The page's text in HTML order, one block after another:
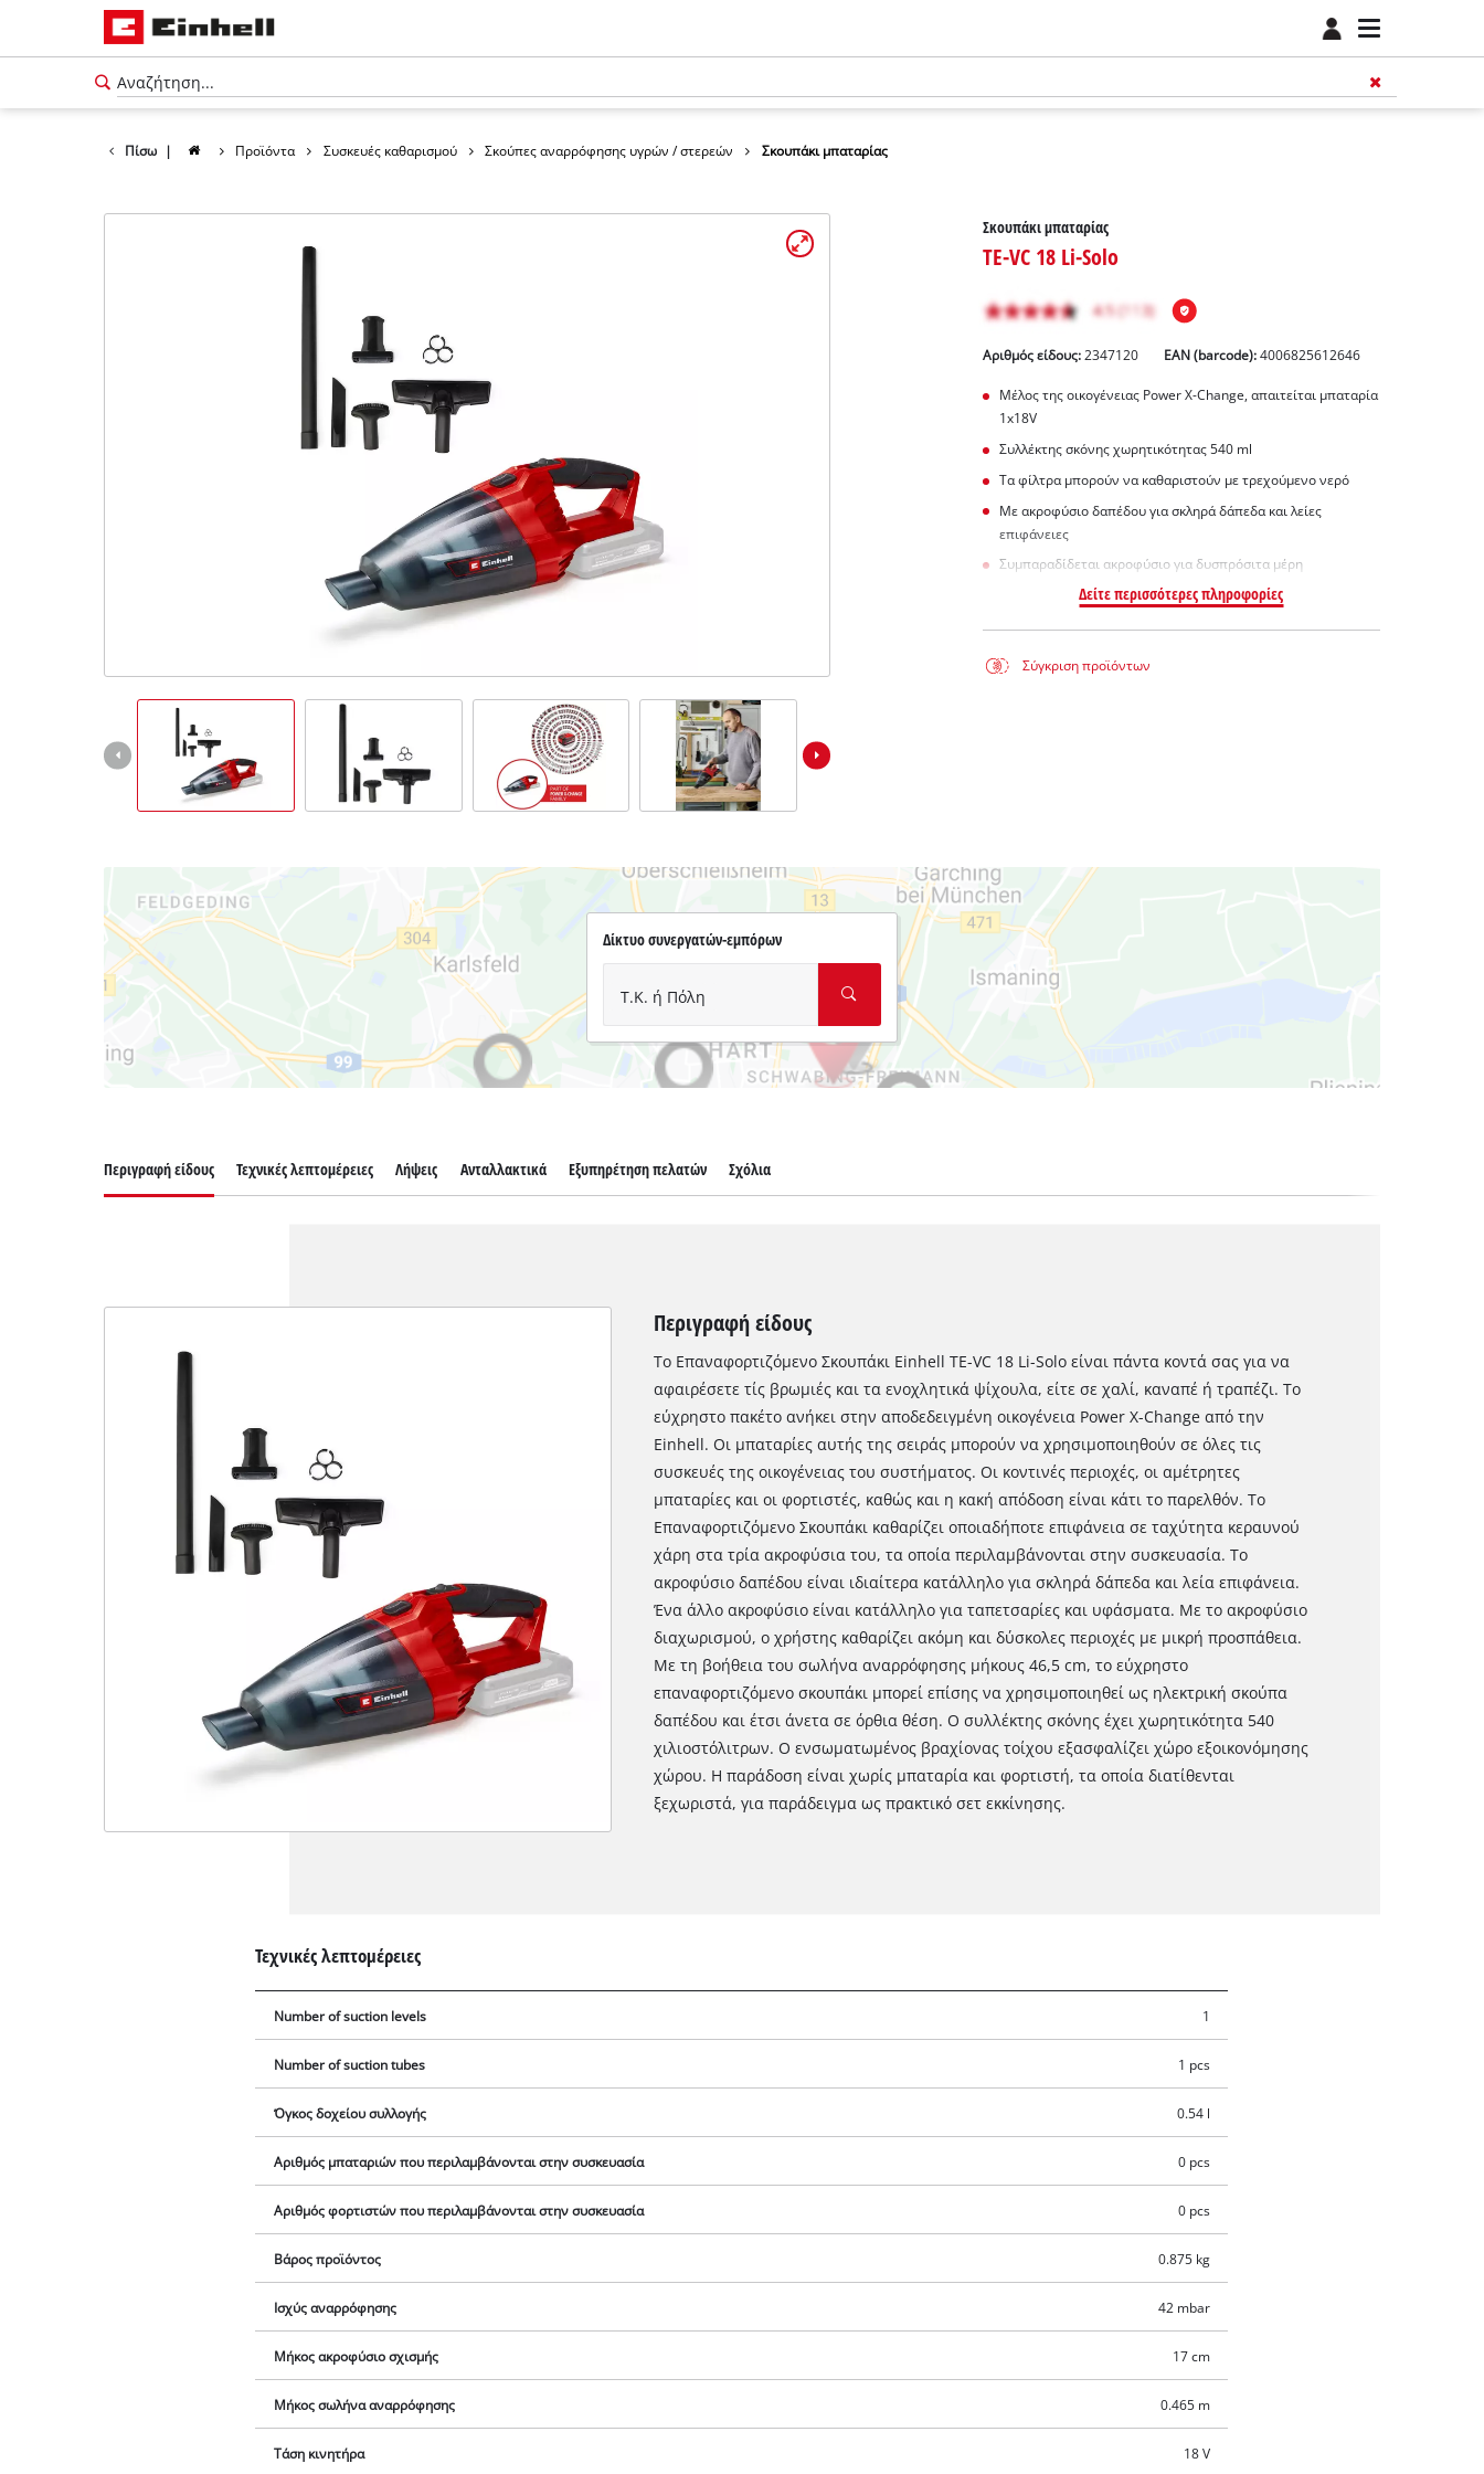
Πίσω | Προϊόντα Συσκευές καθαρισμού Σκούπες αναρρόφησης υγρών / στερεών Σκουπάκι μπαταρίας
Σκουπάκι μπαταρίας
TE-VC 18 Li-Solo
Αριθμός είδους: 2347120 EAN (barcode):4006825612646
Μέλος της οικογένειας Power X-Change, απαιτείται μπαταρία
1x18V
Συλλέκτης σκόνης χωρητικότητας 540 ml
Τα φίλτρα μπορούν να καθαριστούν με τρεχούμενο νερό
Με ακροφύσιο δαπέδου για σκληρά δάπεδα και λείες
επιφάνειες
Συμπαραδίδεται ακροφύσιο για δυσπρόσιτα μέρη
Δείτε περισσότερες πληροφορίες
Σύγκριση προϊόντων
Δίκτυο συνεργατών-εμπόρων
Τ.Κ. ή Πόλη
να φορτώσουμε την υπηρεσία Google
Περιγραφή είδους Τεχνικές λεπτομέρειες Λήψεις Ανταλλακτικά Εξυπηρέτηση πελατών Σχόλια
Περιγραφή είδους
Το Επαναφορτιζόμενο Σκουπάκι Einhell TE-VC 18 Li-Solo είναι πάντα κοντά σας για να
αφαιρέσετε τίς βρωμιές και τα ενοχλητικά ψίχουλα, είτε σε χαλί, καναπέ ή τραπέζι. Το
εύχρηστο πακέτο ανήκει στην αποδεδειγμένη οικογένεια Power X-Change από την
Einhell. Οι μπαταρίες αυτής της σειράς μπορούν να χρησιμοποιηθούν σε όλες τις
συσκευές της οικογένειας του συστήματος. Οι κοντινές περιοχές, οι αμέτρητες
μπαταρίες και οι φορτιστές, καθώς και η κακή απόδοση είναι κάτι το παρελθόν. Το
Επαναφορτιζόμενο Σκουπάκι καθαρίζει οποιαδήποτε επιφάνεια σε ταχύτητα κεραυνού
χάρη στα τρία ακροφύσια του, τα οποία περιλαμβάνονται στην συσκευασία. Το
ακροφύσιο δαπέδου είναι ιδιαίτερα κατάλληλο για σκληρά δάπεδα και λεία επιφάνεια.
Ένα άλλο ακροφύσιο είναι κατάλληλο για ταπετσαρίες και υφάσματα. Με το ακροφύσιο
διαχωρισμού, ο χρήστης καθαρίζει ακόμη και δύσκολες περιοχές με μικρή προσπάθεια.
Με τη βοήθεια του σωλήνα αναρρόφησης μήκους 46,5 cm, το εύχρηστο
επαναφορτιζόμενο σκουπάκι μπορεί επίσης να χρησιμοποιηθεί ως ηλεκτρική σκούπα
δαπέδου και έτσι άνετα σε όρθια θέση. Ο συλλέκτης σκόνης έχει χωρητικότητα 540
χιλιοστόλιτρων. Ο ενσωματωμένος βραχίονας τοίχου εξασφαλίζει χώρο εξοικονόμησης
χώρου. Η παράδοση είναι χωρίς μπαταρία και φορτιστή, τα οποία διατίθενται
ξεχωριστά, για παράδειγμα ως πρακτικό σετ εκκίνησης.
Τεχνικές λεπτομέρειες
Number of suction levels 1
Number of suction tubes 1 pcs
Όγκος δοχείου συλλογής 0.54 l
Αριθμός μπαταριών που περιλαμβάνονται στην συσκευασία 0 pcs
Αριθμός φορτιστών που περιλαμβάνονται στην συσκευασία 0 pcs
Βάρος προϊόντος 0.875 kg
Ισχύς αναρρόφησης 42 mbar
Μήκος ακροφύσιο σχισμής 17 cm
Μήκος σωλήνα αναρρόφησης 0.465 m
Τάση κινητήρα 18 V